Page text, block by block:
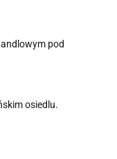
pod
osiedlu.